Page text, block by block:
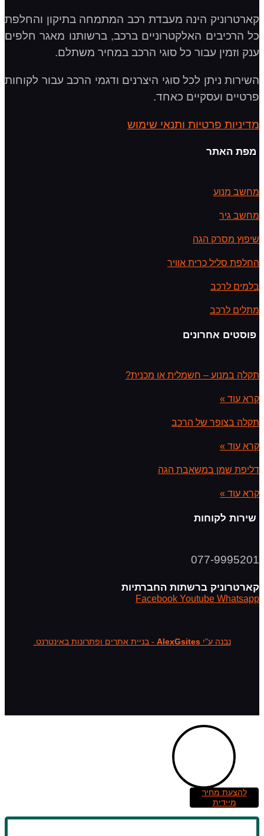
קארטרוניק הינה מעבדת רכב המתמחה בתיקון והחלפת
כל הרכיבים האלקטרוניים ברכב, ברשותנו מאגר חלפים
ענק וזמין עבור כל סוגי הרכב במחיר משתלם.
השירות ניתן לכל סוגי היצרנים ודגמי הרכב עבור לקוחות
פרטיים ועסקיים כאחד.
מדיניות פרטיות ותנאי שימוש
מפת האתר
מחשב מנוע
מחשב גיר
שיפוץ מסרק הגה
החלפת סליל כרית אוויר
בלמים לרכב
מתלים לרכב
פוסטים אחרונים
תקלה במנוע – חשמלית או מכנית?
קרא עוד »
תקלה בצופר של הרכב
קרא עוד »
דליפת שמן במשאבת הגה
קרא עוד »
שירות לקוחות
077-9995201
קארטרוניק ברשתות החברתיות
Facebook Youtube Whatsapp
נבנה ע"יAlexGsites - בניית אתרים ופתרונות באינטרנט.
להצעת מחיר
מיידית